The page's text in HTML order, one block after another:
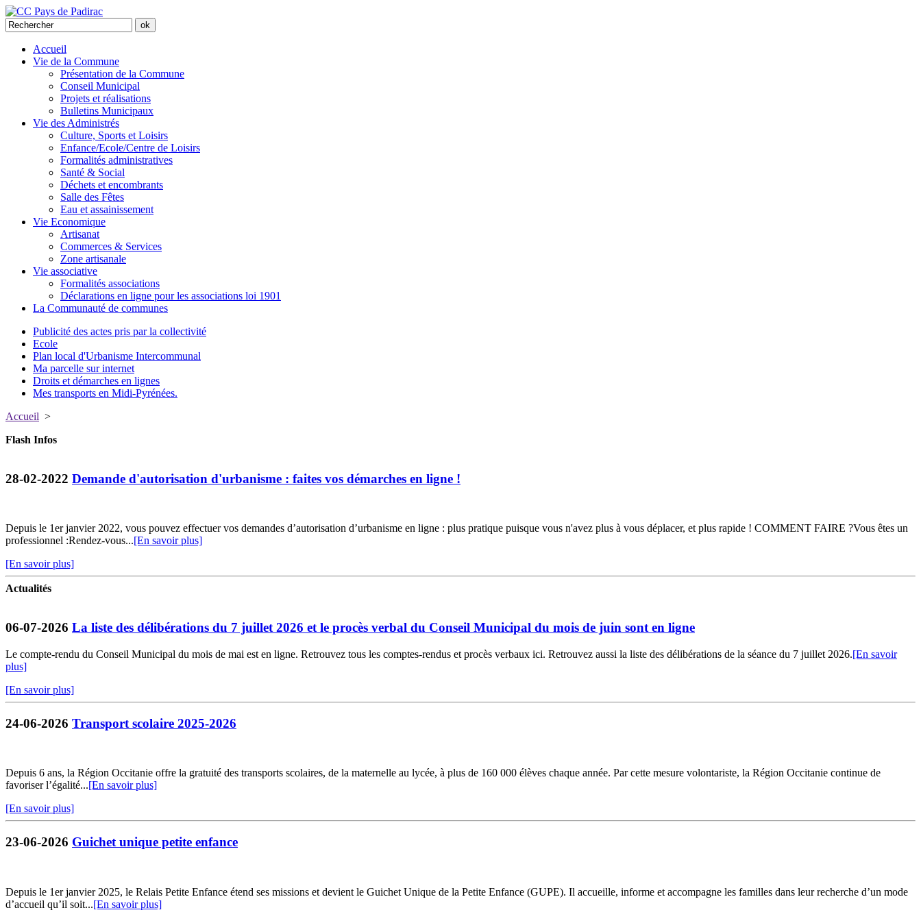
Accueil
Vie de la Commune
Présentation de la Commune
Conseil Municipal
Projets et réalisations
Bulletins Municipaux
Vie des Administrés
Culture, Sports et Loisirs
Enfance/Ecole/Centre de Loisirs
Formalités administratives
Santé & Social
Déchets et encombrants
Salle des Fêtes
Eau et assainissement
Vie Economique
Artisanat
Commerces & Services
Zone artisanale
Vie associative
Formalités associations
Déclarations en ligne pour les associations loi 1901
La Communauté de communes
Publicité des actes pris par la collectivité
Ecole
Plan local d'Urbanisme Intercommunal
Ma parcelle sur internet
Droits et démarches en lignes
Mes transports en Midi-Pyrénées.
Accueil >
Flash Infos
28-02-2022 Demande d'autorisation d'urbanisme : faites vos démarches en ligne !
Depuis le 1er janvier 2022, vous pouvez effectuer vos demandes d’autorisation d’urbanisme en ligne : plus pratique puisque vous n'avez plus à vous déplacer, et plus rapide ! COMMENT FAIRE ?Vous êtes un
professionnel :Rendez-vous...[En savoir plus]
[En savoir plus]
Actualités
06-07-2026 La liste des délibérations du 7 juillet 2026 et le procès verbal du Conseil Municipal du mois de juin sont en ligne
Le compte-rendu du Conseil Municipal du mois de mai est en ligne. Retrouvez tous les comptes-rendus et procès verbaux ici. Retrouvez aussi la liste des délibérations de la séance du 7 juillet 2026.[En savoir
plus]
[En savoir plus]
24-06-2026 Transport scolaire 2025-2026
Depuis 6 ans, la Région Occitanie offre la gratuité des transports scolaires, de la maternelle au lycée, à plus de 160 000 élèves chaque année. Par cette mesure volontariste, la Région Occitanie continue de
favoriser l’égalité...[En savoir plus]
[En savoir plus]
23-06-2026 Guichet unique petite enfance
Depuis le 1er janvier 2025, le Relais Petite Enfance étend ses missions et devient le Guichet Unique de la Petite Enfance (GUPE). Il accueille, informe et accompagne les familles dans leur recherche d’un mode
d’accueil qu’il soit...[En savoir plus]